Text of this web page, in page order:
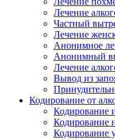
Лечение
Частный
Лечение
Анонимное
Анонимный
Лечение
Вывод из
Кодирование от
Кодирование
Кодирование
Кодирование